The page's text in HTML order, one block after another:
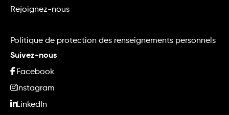
Rejoignez-nous
Politique de protection des renseignements personnels
Suivez-nous
Facebook
Instagram
LinkedIn